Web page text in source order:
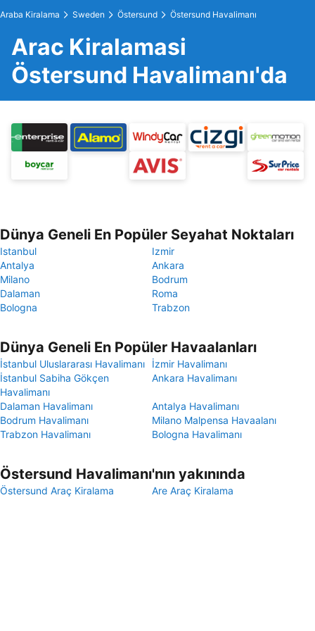
Araba Kiralama Sweden Östersund Östersund Havalimanı
Arac Kiralamasi
Östersund Havalimanı'da
Dünya Geneli En Popüler Seyahat Noktaları
Istanbul
Izmir
Antalya
Ankara
Milano
Bodrum
Dalaman
Roma
Bologna
Trabzon
Dünya Geneli En Popüler Havaalanları
İstanbul Uluslararası Havalimanı
İzmir Havalimanı
İstanbul Sabiha Gökçen
Havalimanı
Ankara Havalimanı
Dalaman Havalimanı
Antalya Havalimanı
Bodrum Havalimanı
Milano Malpensa Havaalanı
Trabzon Havalimanı
Bologna Havalimanı
Östersund Havalimanı'nın yakınında
Östersund Araç Kiralama Are Araç Kiralama